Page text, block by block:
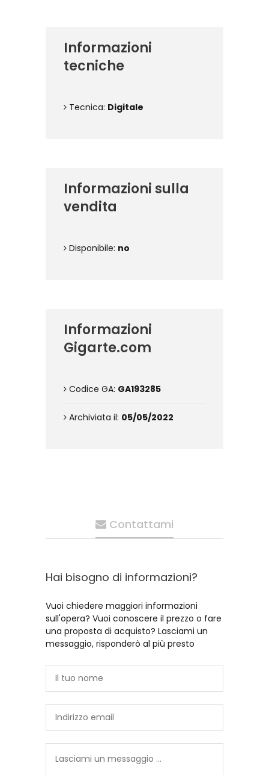
Informazioni
tecniche
Tecnica: Digitale
Informazioni sulla
vendita
Disponibile: no
Informazioni
Gigarte.com
Codice GA: GA193285
Archiviata il: 05/05/2022
Contattami
Hai bisogno di informazioni?
Vuoi chiedere maggiori informazioni
sull'opera? Vuoi conoscere il prezzo o fare
una proposta di acquisto? Lasciami un
messaggio, risponderò al più presto